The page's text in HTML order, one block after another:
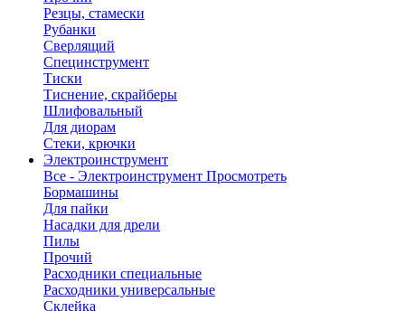
Резцы, стамески
Рубанки
Сверлящий
Специнструмент
Тиски
Тиснение, скрайберы
Шлифовальный
Для диорам
Стеки, крючки
Электроинструмент
Все - Электроинструмент Просмотреть
Бормашины
Для пайки
Насадки для дрели
Пилы
Прочий
Расходники специальные
Расходники универсальные
Склейка